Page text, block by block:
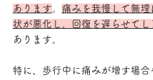
あります。 痛みを我慢して無理
状が悪化し、回復を遅らせてし
あります。
特に、歩行中に痛みが増す場